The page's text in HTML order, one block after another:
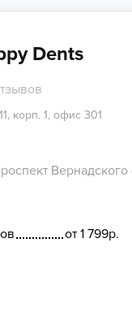
Dents
корп. 1, офис 301
Вернадского
от 1 799р.